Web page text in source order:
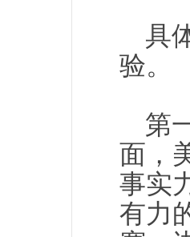
具
验。
第
面，
事实
有力